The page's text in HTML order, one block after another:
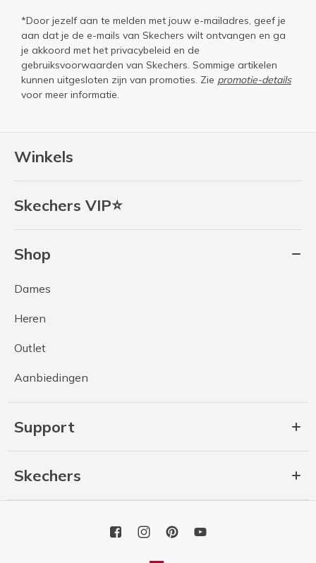
Winkels
Skechers VIP⭐
Shop
Dames
Heren
Outlet
Aanbiedingen
Support
Skechers
*Door jezelf aan te melden met jouw e-mailadres, geef je
aan dat je de e-mails van Skechers wilt ontvangen en ga
je akkoord met het privacybeleid en de
gebruiksvoorwaarden van Skechers. Sommige artikelen
kunnen uitgesloten zijn van promoties. Zie promotie-details
voor meer informatie.